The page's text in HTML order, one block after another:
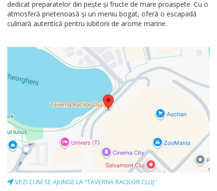
dedicat preparatelor din pește și fructe de mare proaspete. Cu o
atmosferă prietenoasă și un meniu bogat, oferă o escapadă
culinară autentică pentru iubitorii de arome marine.
VEZI CUM SE AJUNGE LA "TAVERNA RACILOR CLUJ"